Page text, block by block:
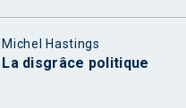
Michel Hastings
La disgrâce politique